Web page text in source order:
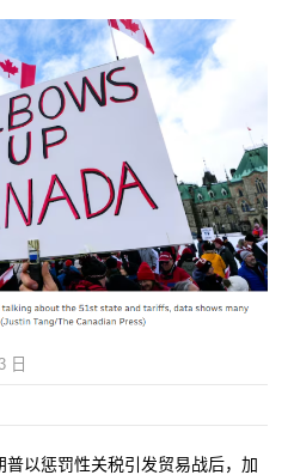
日
以惩罚性关税引发贸易战后，加